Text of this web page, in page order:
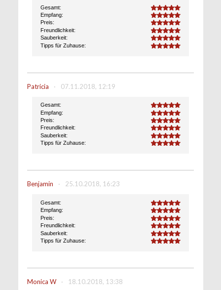
Gesamt: 5.0
Empfang: 5.0
Preis: 5.0
Freundlichkeit: 5.0
Sauberkeit: 5.0
Tipps für Zuhause: 5.0
Patricia · 07.11.2018, 12:19
Gesamt: 5.0
Empfang: 5.0
Preis: 5.0
Freundlichkeit: 5.0
Sauberkeit: 5.0
Tipps für Zuhause: 5.0
Benjamin · 25.10.2018, 16:23
Gesamt: 5.0
Empfang: 5.0
Preis: 5.0
Freundlichkeit: 5.0
Sauberkeit: 5.0
Tipps für Zuhause: 5.0
Monica W ·
18.10.2018, 13:38